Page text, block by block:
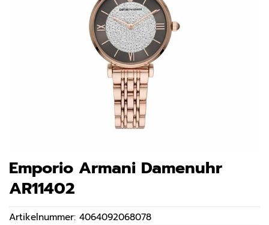
Emporio Armani Damenuhr
AR11402
Artikelnummer: 4064092068078